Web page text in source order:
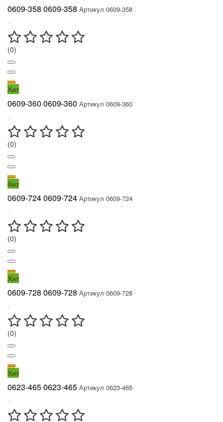
0609-358 0609-358 Артикул 0609-358
(0)
Хит
0609-360 0609-360 Артикул 0609-360
(0)
Хит
0609-724 0609-724 Артикул 0609-724
(0)
Хит
0609-728 0609-728 Артикул 0609-728
(0)
Хит
0623-465 0623-465 Артикул 0623-465